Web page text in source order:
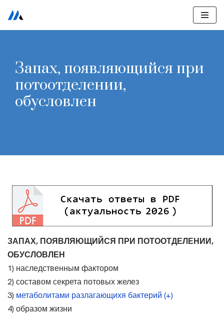
Перейти
Запах, появляющийся при
потоотделении,
обусловлен
ЗАПАХ, ПОЯВЛЯЮЩИЙСЯ ПРИ ПОТООТДЕЛЕНИИ,
ОБУСЛОВЛЕН
1) наследственным фактором
2) составом секрета потовых желез
3) метаболитами разлагающихя бактерий (+)
4) образом жизни